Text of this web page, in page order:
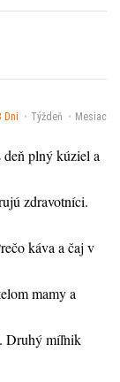
Dni Týždeň Mesiac
deň plný kúziel a
zdravotníci.
káva a čaj v
mamy a
Druhý míľnik